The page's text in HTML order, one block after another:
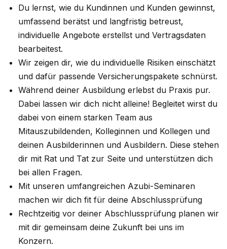
Du lernst, wie du Kundinnen und Kunden gewinnst,
umfassend berätst und langfristig betreust,
individuelle Angebote erstellst und Vertragsdaten
bearbeitest.
Wir zeigen dir, wie du individuelle Risiken einschätzt
und dafür passende Versicherungspakete schnürst.
Während deiner Ausbildung erlebst du Praxis pur.
Dabei lassen wir dich nicht alleine! Begleitet wirst du
dabei von einem starken Team aus
Mitauszubildenden, Kolleginnen und Kollegen und
deinen Ausbilderinnen und Ausbildern. Diese stehen
dir mit Rat und Tat zur Seite und unterstützen dich
bei allen Fragen.
Mit unseren umfangreichen Azubi-Seminaren
machen wir dich fit für deine Abschlussprüfung
Rechtzeitig vor deiner Abschlussprüfung planen wir
mit dir gemeinsam deine Zukunft bei uns im
Konzern.